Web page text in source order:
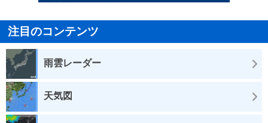
注目のコンテンツ
雨雲レーダー
天気図